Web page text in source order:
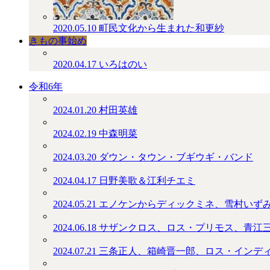
2020.05.10 町民文化から生まれた和更紗
きもの事始め
2020.04.17 いろはのい
令和6年
2024.01.20 村田英雄
2024.02.19 中森明菜
2024.03.20 ダウン・タウン・ブギウギ・バンド
2024.04.17 日野美歌＆江利チエミ
2024.05.21 エノケンからディックミネ、雪村いず
2024.06.18 サザンクロス、ロス・プリモス、青江
2024.07.21 三条正人、箱崎晋一郎、ロス・インデ